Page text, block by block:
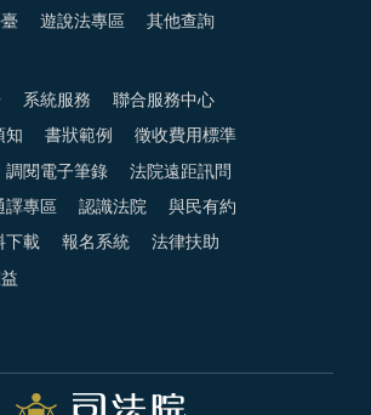
遊說法專區 其他查詢
系統服務 聯合服務中心
知 書狀範例 徵收費用標準
調閱電子筆錄 法院遠距訊問
譯專區 認識法院 與民有約
下載 報名系統 法律扶助